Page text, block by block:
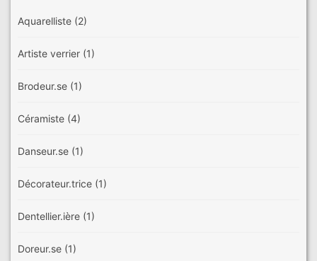
Aquarelliste (2)
Artiste verrier (1)
Brodeur.se (1)
Céramiste (4)
Danseur.se (1)
Décorateur.trice (1)
Dentellier.ière (1)
Doreur.se (1)